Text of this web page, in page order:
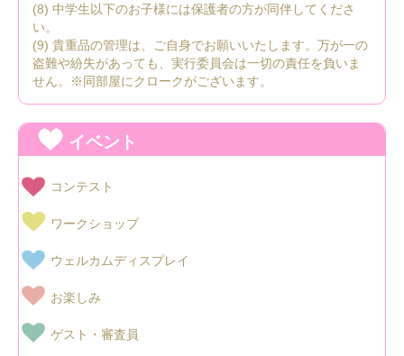
(8) 中学生以下のお子様には保護者の方が同伴してくださ
い。
(9) 貴重品の管理は、ご自身でお願いいたします。万が一の
盗難や紛失があっても、実行委員会は一切の責任を負いま
せん。※同部屋にクロークがございます。
イベント
コンテスト
ワークショップ
ウェルカムディスプレイ
お楽しみ
ゲスト・審査員